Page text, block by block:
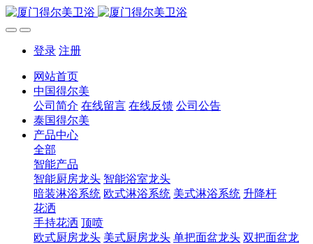
登录 注册
网站首页
中国得尔美
公司简介 在线留言 在线反馈 公司公告
泰国得尔美
产品中心
全部
智能产品
智能厨房龙头 智能浴室龙头
暗装淋浴系统 欧式淋浴系统 美式淋浴系统 升降杆
花洒
手持花洒 顶喷
欧式厨房龙头 美式厨房龙头 单把面盆龙头 双把面盆龙